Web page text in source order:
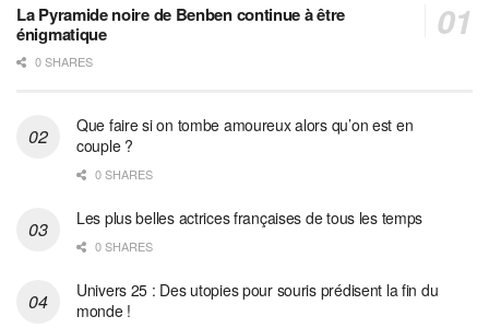
La Pyramide noire de Benben continue à être
énigmatique
0 SHARES
Que faire si on tombe amoureux alors qu’on est en
couple ?
0 SHARES
Les plus belles actrices françaises de tous les temps
0 SHARES
Univers 25 : Des utopies pour souris prédisent la fin du
monde !